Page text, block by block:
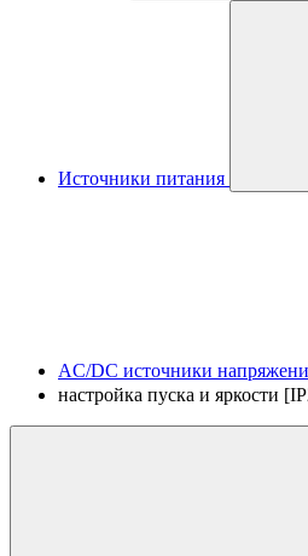
Источники питания
AC/DC источники
настройка пуска и яркости